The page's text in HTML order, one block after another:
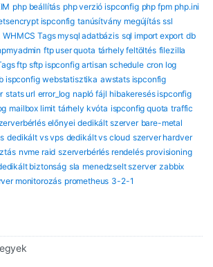
php beállítás php verzió ispconfig php fpm php.ini
ispconfig tanúsítvány megújítás ssl
WHMCS Tags mysql adatbázis sql import export db
ftp user quota tárhely feltöltés filezilla
ftp sftp ispconfig artisan schedule cron log
ispconfig webstatisztika awstats ispconfig
stats url error_log napló fájl hibakeresés ispconfig
mailbox limit tárhely kvóta ispconfig quota traffic
előnyei dedikált szerver bare-metal
dedikált vs vps dedikált vs cloud szerver hardver
nvme raid szerverbérlés rendelés provisioning
biztonság sla menedzselt szerver zabbix
monitorozás prometheus 3-2-1